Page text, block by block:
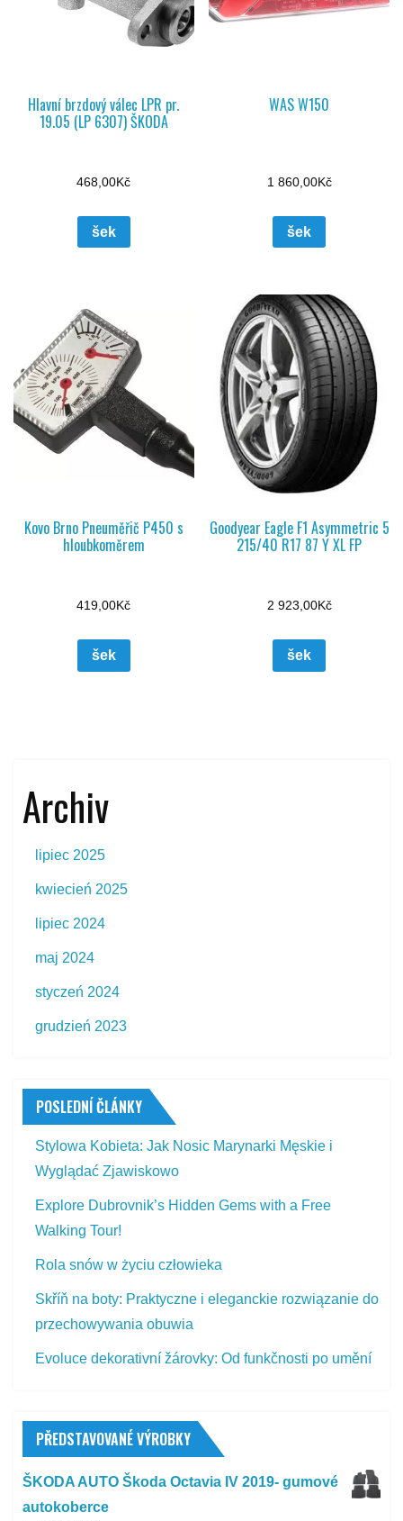
Hlavní brzdový válec LPR pr.
19.05 (LP 6307) ŠKODA
468,00Kč
šek
WAS W150
1 860,00Kč
šek
Kovo Brno Pneuměřič P450 s
hloubkoměrem
419,00Kč
šek
Goodyear Eagle F1 Asymmetric 5
215/40 R17 87 Y XL FP
2 923,00Kč
šek
Archiv
lipiec 2025
kwiecień 2025
lipiec 2024
maj 2024
styczeń 2024
grudzień 2023
POSLEDNÍ ČLÁNKY
Stylowa Kobieta: Jak Nosic Marynarki Męskie i
Wyglądać Zjawiskowo
Explore Dubrovnik’s Hidden Gems with a Free
Walking Tour!
Rola snów w życiu człowieka
Skříň na boty: Praktyczne i eleganckie rozwiązanie do
przechowywania obuwia
Evoluce dekorativní žárovky: Od funkčnosti po umění
PŘEDSTAVOVANÉ VÝROBKY
ŠKODA AUTO Škoda Octavia IV 2019- gumové
autokoberce